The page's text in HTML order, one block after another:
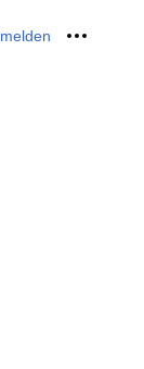
Meine